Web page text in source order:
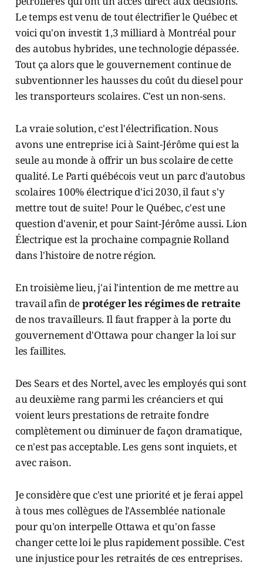
Le temps est venu de tout électrifier le Québec et
voici qu'on investit 1,3 milliard à Montréal pour
des autobus hybrides, une technologie dépassée.
Tout ça alors que le gouvernement continue de
subventionner les hausses du coût du diesel pour
les transporteurs scolaires. C'est un non-sens.
La vraie solution, c'est l'électrification. Nous
avons une entreprise ici à Saint-Jérôme qui est la
seule au monde à offrir un bus scolaire de cette
qualité. Le Parti québécois veut un parc d'autobus
scolaires 100% électrique d'ici 2030, il faut s'y
mettre tout de suite! Pour le Québec, c'est une
question d'avenir, et pour Saint-Jérôme aussi. Lion
Électrique est la prochaine compagnie Rolland
dans l'histoire de notre région.
En troisième lieu, j'ai l'intention de me mettre au
travail afin deprotéger les régimes de retraite
de nos travailleurs. Il faut frapper à la porte du
gouvernement d'Ottawa pour changer la loi sur
les faillites.
Des Sears et des Nortel, avec les employés qui sont
au deuxième rang parmi les créanciers et qui
voient leurs prestations de retraite fondre
complètement ou diminuer de façon dramatique,
ce n'est pas acceptable. Les gens sont inquiets, et
avec raison.
Je considère que c'est une priorité et je ferai appel
à tous mes collègues de l'Assemblée nationale
pour qu'on interpelle Ottawa et qu'on fasse
changer cette loi le plus rapidement possible. C'est
une injustice pour les retraités de ces entreprises.